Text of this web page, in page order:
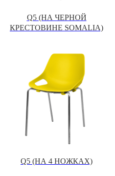
Q5 (НА ЧЕРНОЙ
КРЕСТОВИНЕ SOMALIA)
Q5 (НА 4 НОЖКАХ)